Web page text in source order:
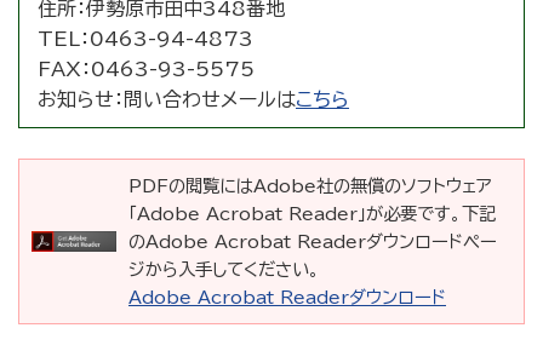
住所：伊勢原市田中348番地
TEL： 0463-94-4873
FAX： 0463-93-5575
お知らせ： 問い合わせメールはこちら
PDFの閲覧にはAdobe社の無償のソフトウェア
「Adobe Acrobat Reader」が必要です。下記
のAdobe Acrobat Readerダウンロードペー
ジから入手してください。
Adobe Acrobat Readerダウンロード